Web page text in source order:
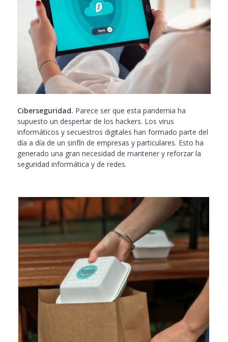
Ciberseguridad. Parece ser que esta pandemia ha
supuesto un despertar de los hackers. Los virus
informáticos y secuestros digitales han formado parte del
día a día de un sinfín de empresas y particulares. Esto ha
generado una gran necesidad de mantener y reforzar la
seguridad informática y de redes.